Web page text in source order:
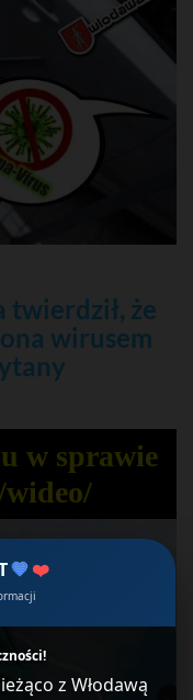
💙❤️
z Włodawą
twierdził, że
wirusem
w sprawie
wideo/